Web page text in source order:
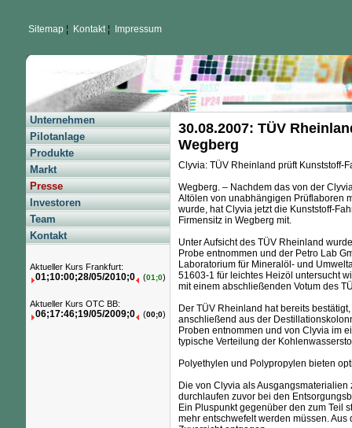
Sitemap¦ Kontakt¦ Impressum
Unternehmen
Pilotanlage
Produkte
Markt
Presse
Investoren
Team
Kontakt
Aktueller Kurs Frankfurt:
01;10:00;28/05/2010;0 (01;0)
Aktueller Kurs OTC BB:
06;17:46;19/05/2009;0 (00;0)
30.08.2007: TÜV
Wegberg
Clyvia: TÜV Rheinland prüft Kunststoff-
Wegberg. – Nachdem das von der
Altölen von unabhängigen Prüflaboren
wurde, hat Clyvia jetzt die Kunststoff-
Firmensitz in Wegberg mit.
Unter Aufsicht des TÜV Rheinland
Probe entnommen und der Petro Lab
Laboratorium für Mineralöl- und
51603-1 für leichtes Heizöl untersucht
mit einem abschließenden Votum des
Der TÜV Rheinland hat bereits
anschließend aus der
Proben entnommen und von Clyvia im
typische Verteilung der
Polyethylen und Polypropylen bieten
Die von Clyvia als
durchlaufen zuvor bei den
Ein Pluspunkt gegenüber den zum Teil
mehr entschwefelt werden müssen.